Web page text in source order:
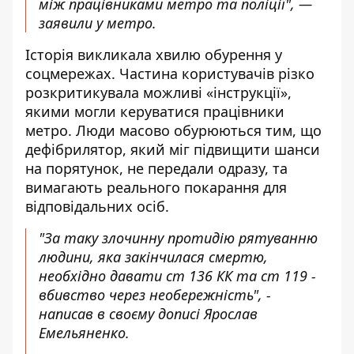
між працівниками метро та поліції", —
заявили у метро.
Історія викликала хвилю обурення у
соцмережах. Частина користувачів різко
розкритикувала можливі «інструкції»,
якими могли керуватися працівники
метро. Люди масово обурюються тим, що
дефібрилятор, який міг підвищити шанси
на порятунок, не передали одразу, та
вимагають реального покарання для
відповідальних осіб.
"За таку злочинну протидію рятуванню
людини, яка закінчилася смертю,
необхідно давати ст 136 КК та ст 119 -
вбивство через необережність", -
написав в своєму дописіЯрослав
Емельяненко.